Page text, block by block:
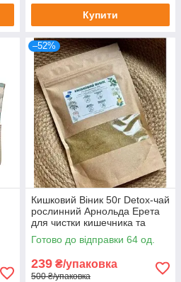
Купити
–52%
Кишковий Віник 50г Detox-чай
рослинний Арнольда Ерета
для чистки кишечника та
організму 50 г
Готово до відправки 64 од.
239 ₴/упаковка
500 ₴/упаковка